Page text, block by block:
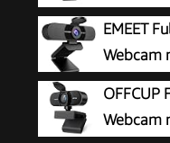
EMEET
Webcam
Lichtkorrektur,
OS X, YouTube,
OFFCUP
Webcam